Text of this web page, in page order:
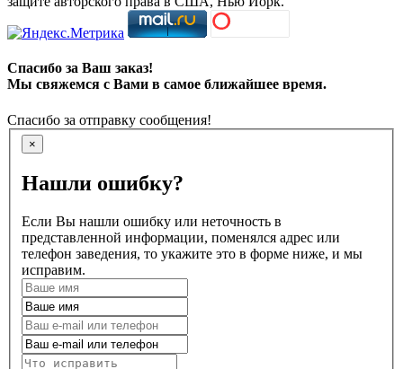
Спасибо за Ваш заказ!
Мы свяжемся с Вами в самое ближайшее время.
Спасибо за отправку сообщения!
×
Нашли ошибку?
Если Вы нашли ошибку или неточность в
представленной информации, поменялся адрес или
телефон заведения, то укажите это в форме ниже, и мы
исправим.